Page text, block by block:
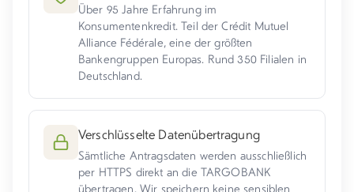
Über 95 Jahre Erfahrung im
Konsumentenkredit. Teil der Crédit Mutuel
Alliance Fédérale, eine der größten
Bankengruppen Europas. Rund 350 Filialen in
Deutschland.
Verschlüsselte Datenübertragung
Sämtliche Antragsdaten werden ausschließlich
per HTTPS direkt an die TARGOBANK
übertragen. Wir speichern keine sensiblen